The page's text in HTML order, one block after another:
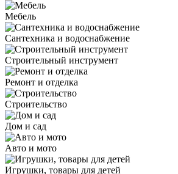
Мебель
Сантехника и водоснабжение
Строительный инструмент
Ремонт и отделка
Строительство
Дом и сад
Авто и мото
Игрушки, товары для детей